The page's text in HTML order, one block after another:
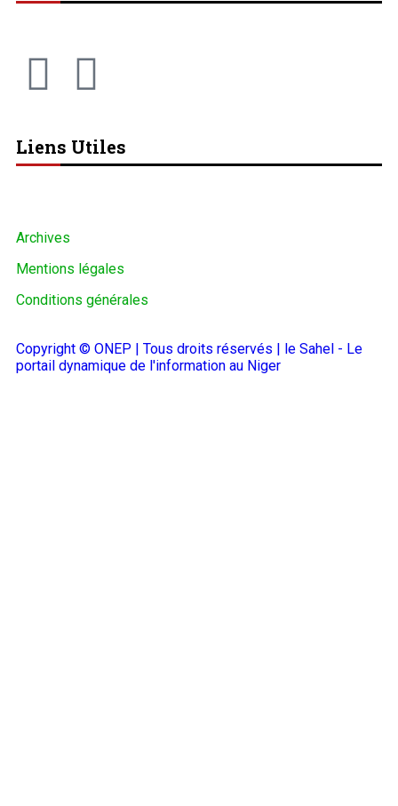
Liens Utiles
Archives
Mentions légales
Conditions générales
Copyright © ONEP | Tous droits réservés | le Sahel - Le
portail dynamique de l'information au Niger